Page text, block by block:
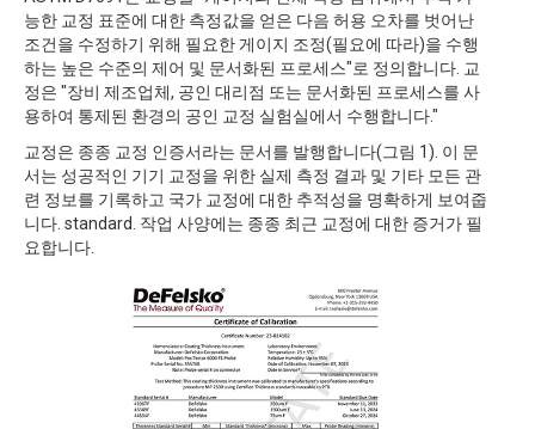
능한 교정 표준에 대한 측정값을 얻은 다음 허용 오차를 벗어난
조건을 수정하기 위해 필요한 게이지 조정(필요에 따라)을 수행
하는 높은 수준의 제어 및 문서화된 프로세스"로 정의합니다. 교
정은 "장비 제조업체, 공인 대리점 또는 문서화된 프로세스를 사
용하여 통제된 환경의 공인 교정 실험실에서 수행합니다."
교정은 종종 교정 인증서라는 문서를 발행합니다(그림 1). 이 문
서는 성공적인 기기 교정을 위한 실제 측정 결과 및 기타 모든 관
련 정보를 기록하고 국가 교정에 대한 추적성을 명확하게 보여줍
니다. standard. 작업 사양에는 종종 최근 교정에 대한 증거가 필
요합니다.